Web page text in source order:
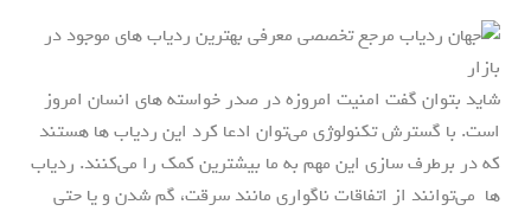
شاید بتوان گفت امنیت امروزه در صدر خواسته های انسان امروز
است. با گسترش تکنولوژی می‌توان ادعا کرد این ردیاب ها هستند
که در برطرف سازی این مهم به ما بیشترین کمک را می‌کنند. ردیاب
ها می‌توانند از اتفاقات ناگواری مانند سرقت، گم شدن و یا حتی